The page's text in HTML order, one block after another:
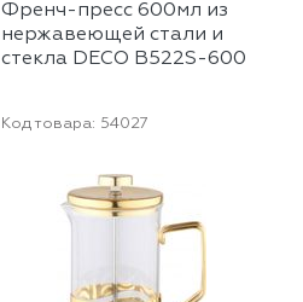
Френч-пресс 600мл из
нержавеющей стали и
стекла DECO B522S-600
Код товара: 54027